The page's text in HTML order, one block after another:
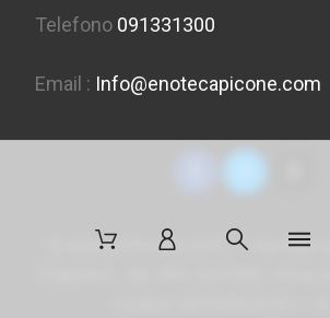
Telefono 091331300
Email : Info@enotecapicone.com
Enoteca Picone S.R.L. - Via
Palermo - tel. 091 331300 - P.Iva